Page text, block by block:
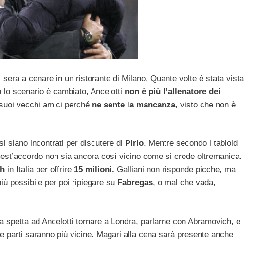
sera a cenare in un ristorante di Milano. Quante volte è stata vista
scenario è cambiato, Ancelotti non è più l’allenatore dei
vecchi amici perché ne sente la mancanza, visto che non è
siano incontrati per discutere di Pirlo. Mentre secondo i tabloid
non sia ancora così vicino come si crede oltremanica.
in Italia per offrire 15 milioni. Galliani non risponde picche, ma
possibile per poi ripiegare su Fabregas, o mal che vada,
spetta ad Ancelotti tornare a Londra, parlarne con Abramovich, e
parti saranno più vicine. Magari alla cena sarà presente anche